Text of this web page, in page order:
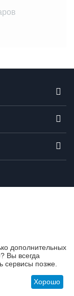
Учетная запись
дополнительных
Вы всегда
сервисы позже.
Хорошо